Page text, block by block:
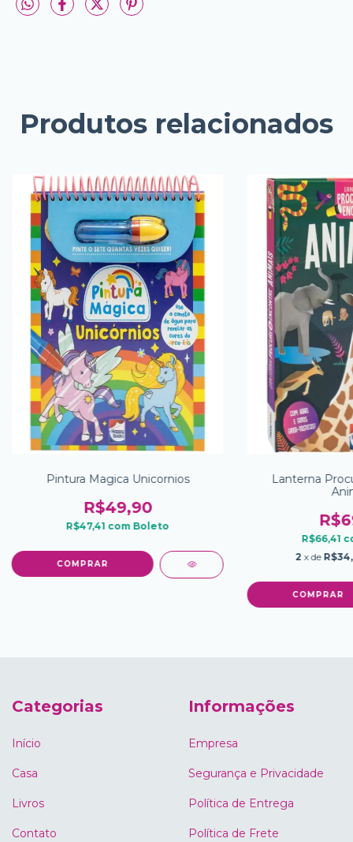
Produtos relacionados
Pintura Magica Unicornios
R$49,90
R$47,41 com Boleto
Lanterna
R$66,41
2 x de
Categorias
Início
Casa
Livros
Contato
Informações
Empresa
Segurança e Privacidade
Política de Entrega
Política de Frete